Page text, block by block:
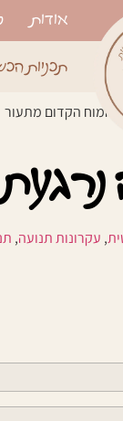
אודות
תכניות
הקדום מתעור
, עקרונות תנועה,